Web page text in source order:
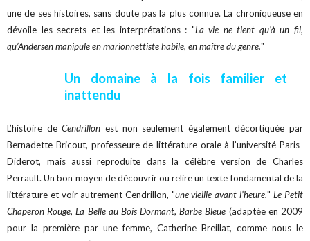
une de ses histoires, sans doute pas la plus connue. La chroniqueuse en
dévoile les secrets et les interprétations : "La vie ne tient qu’à un fil,
qu’Andersen manipule en marionnettiste habile, en maître du genre."
Un domaine à la fois familier et
inattendu
L’histoire deCendrillon est non seulement également décortiquée par
Bernadette Bricout, professeure de littérature orale à l’université Paris-
Diderot, mais aussi reproduite dans la célèbre version de Charles
Perrault. Un bon moyen de découvrir ou relire un texte fondamental de la
littérature et voir autrement Cendrillon, "une vieille avant l’heure." Le Petit
Chaperon Rouge,La Belle au Bois Dormant,Barbe Bleue (adaptée en 2009
pour la première par une femme, Catherine Breillat, comme nous le